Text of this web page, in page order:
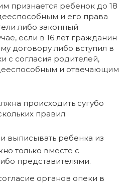
признается ребенок до 18
и его права
либо законный
если в 16 лет гражданин
договору либо вступил в
с согласия родителей,
и отвечающим
происходить сугубо
правил:
выписывать ребенка из
только вместе с
представителями.
органов опеки в